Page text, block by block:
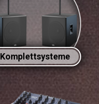
Komplettsysteme